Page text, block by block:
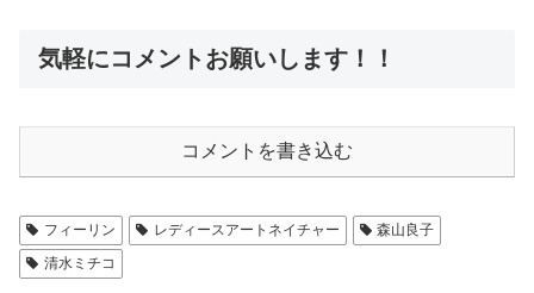
気軽にコメントお願いします！！
コメントを書き込む
フィーリン レディースアートネイチャー
森山良子
清水ミチコ